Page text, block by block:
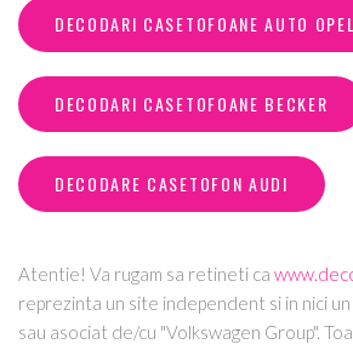
DECODARI CASETOFOANE AUTO OPEL
DECODARI CASETOFOANE BECKER
DECODARE CASETOFON AUDI
Atentie! Va rugam sa retineti ca
reprezinta un site independent si in nici
sau asociat de/cu "Volkswagen Group".